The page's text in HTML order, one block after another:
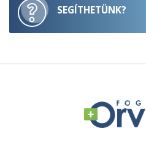
SEGÍTHETÜNK?